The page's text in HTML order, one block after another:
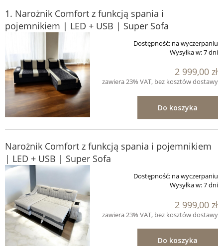
1. Narożnik Comfort z funkcją spania i
pojemnikiem | LED + USB | Super Sofa
Dostępność: na wyczerpaniu
Wysyłka w:7 dni
2 999,00 zł
zawiera 23% VAT, bez kosztów dostawy
Do koszyka
Narożnik Comfort z funkcją spania i pojemnikiem
| LED + USB | Super Sofa
Dostępność: na wyczerpaniu
Wysyłka w:7 dni
2 999,00 zł
zawiera 23% VAT, bez kosztów dostawy
Do koszyka